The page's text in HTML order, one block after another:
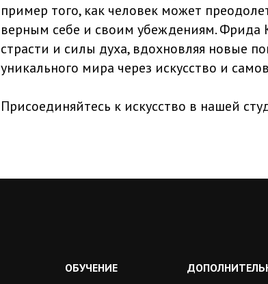
пример того, как человек может
верным себе и своим убеждениям. Фрида
страсти и силы духа, вдохновляя новые
уникального мира через искусство и
Присоединяйтесь к искусство в нашей
ОБУЧЕНИЕ